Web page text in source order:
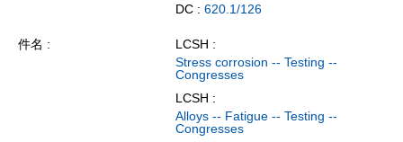
DC : 620.1/126
件名
LCSH :
Stress corrosion -- Testing --
Congresses
LCSH :
Alloys -- Fatigue -- Testing --
Congresses